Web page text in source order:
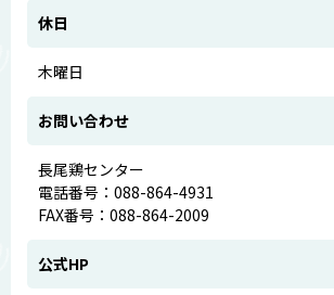
休日
木曜日
お問い合わせ
長尾鶏センター
電話番号：088-864-4931
FAX番号：088-864-2009
公式HP